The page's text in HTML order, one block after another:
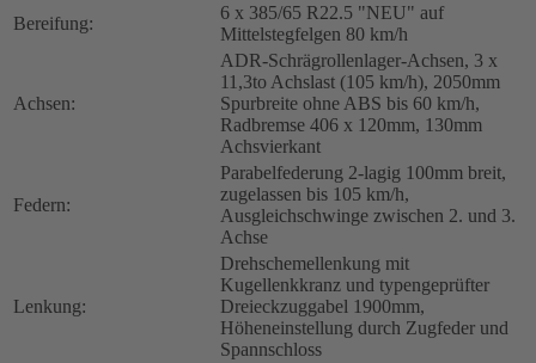
Bereifung:
6 x 385/65 R22.5 "NEU" auf
Mittelstegfelgen 80 km/h
Achsen:
ADR-Schrägrollenlager-Achsen, 3 x
11,3to Achslast (105 km/h), 2050mm
Spurbreite ohne ABS bis 60 km/h,
Radbremse 406 x 120mm, 130mm
Achsvierkant
Federn:
Parabelfederung 2-lagig 100mm breit,
zugelassen bis 105 km/h,
Ausgleichschwinge zwischen 2. und 3.
Achse
Lenkung:
Drehschemellenkung mit
Kugellenkkranz und typengeprüfter
Dreieckzuggabel 1900mm,
Höheneinstellung durch Zugfeder und
Spannschloss